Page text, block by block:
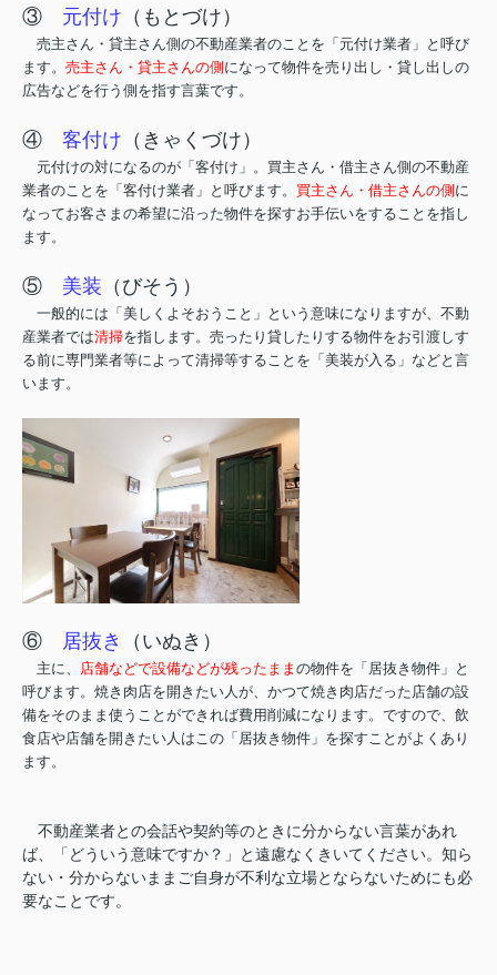
③ 元付け （もとづけ）
売主さん・貸主さん側の不動産業者のことを 「元付け業者」と呼び
ます。 売主さん・貸主さんの側 になって物件を売り出し・貸し出しの
広告などを行う側を指す言葉です。
④ 客付け （きゃくづけ）
元付けの対になるのが「客付け」。買主さん・借主さん側の不動産
業者のことを「客付け業者」と呼びます。 買主さん・借主さんの側 に
なってお客さまの希望に沿った物件を探すお手伝いをすることを指し
ます。
⑤ 美装 （びそう）
一般的には「美しくよそおうこと」という意味になりますが、不動
産業者では清掃を指します。売ったり貸したりする物件をお引渡しす
る前に専門業者等によって清掃等することを「美装が入る」などと言
います。
⑥ 居抜き （いぬき）
主に、 店舗などで設備などが残ったまま の物件を「居抜き物件」と
呼びます。焼き肉店を開きたい人が、かつて焼き肉店だった店舗の設
備をそのまま使うことができれば費用削減になります。ですので、飲
食店や店舗を開きたい人はこの「居抜き物件」を探すことがよくあり
ます。
不動産業者との会話や契約等のときに分からない言葉があれ
ば、「どういう意味ですか？」と遠慮なくきいてください。知ら
ない・分からないままご自身が不利な立場とならないためにも必
要なことです。